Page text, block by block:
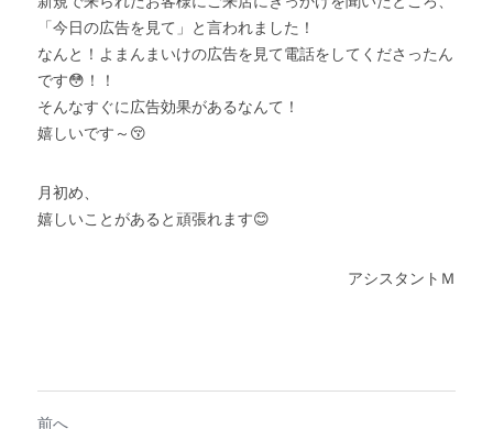
「今日の広告を見て」と言われました！
なんと！よまんまいけの広告を見て電話をしてくださったん
です😳！！
そんなすぐに広告効果があるなんて！
嬉しいです～😚
月初め、
嬉しいことがあると頑張れます😊
アシスタントＭ
前へ